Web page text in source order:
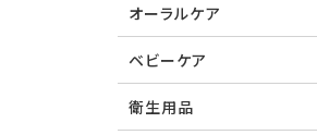
オーラルケア
ベビーケア
衛生用品